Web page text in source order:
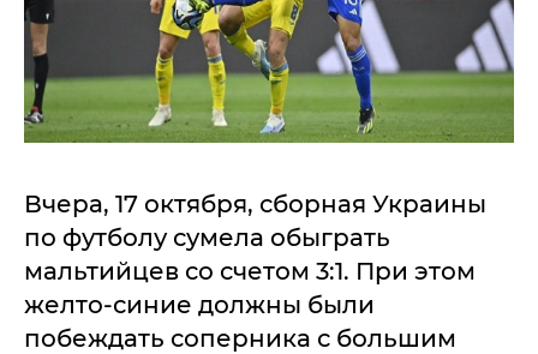
Вчера, 17 октября, сборная Украины
по футболу сумела обыграть
мальтийцев со счетом 3:1. При этом
желто-синие должны были
побеждать соперника с большим